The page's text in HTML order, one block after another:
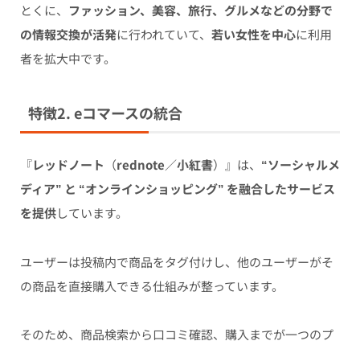
とくに、
ファッション、美容、旅行、グルメなどの分野で
の情報交換が活発に行われていて、 若い女性を中心に利用
者を拡大中です。
特徴2. eコマースの統合
『レッドノート （rednote／小紅書）』は、 “ソーシャルメ
ディア” と “オンラインショッピング” を融合したサービス
を提供しています。
ユーザーは投稿内で商品をタグ付けし、他のユーザーがそ
の商品を直接購入できる仕組みが整っています。
そのため、商品検索から口コミ確認、購入までが一つのプ